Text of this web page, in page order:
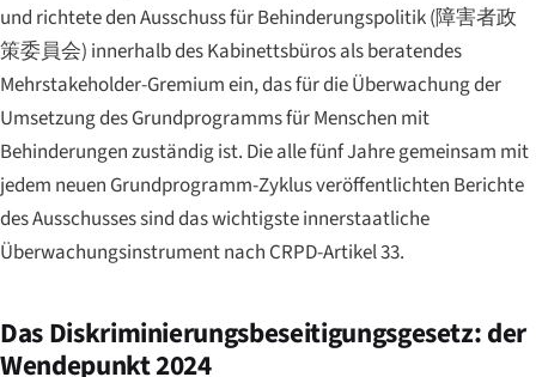
und richtete denAusschuss für Behinderungspolitik(障害者政
策委員会) innerhalb des Kabinettsbüros als beratendes
Mehrstakeholder-Gremium ein, das für die Überwachung der
Umsetzung des Grundprogramms für Menschen mit
Behinderungen zuständig ist. Die alle fünf Jahre gemeinsam mit
jedem neuen Grundprogramm-Zyklus veröffentlichten Berichte
des Ausschusses sind das wichtigste innerstaatliche
Überwachungsinstrument nach CRPD-Artikel 33.
Das Diskriminierungsbeseitigungsgesetz: der
Wendepunkt 2024